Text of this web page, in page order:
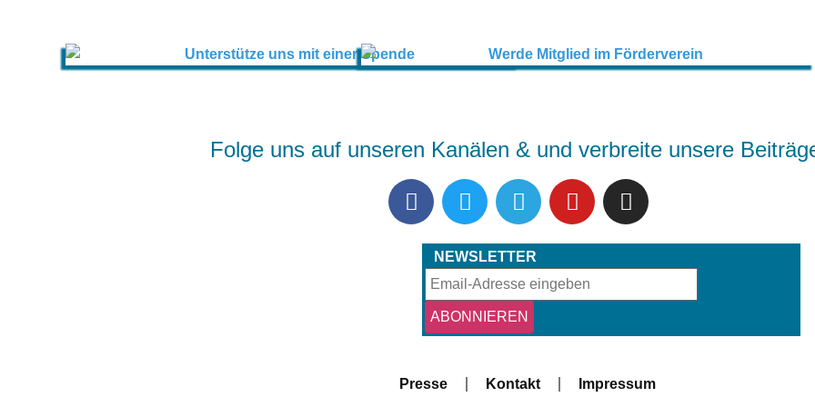
Folge uns auf unseren Kanälen & und verbreite unsere
NEWSLETTER
Presse Kontakt Impressum